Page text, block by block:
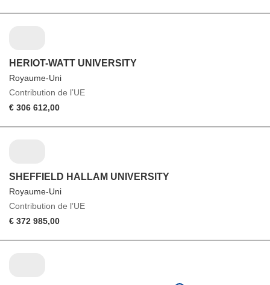
HERIOT-WATT UNIVERSITY
Royaume-Uni
Contribution de l’UE
€ 306 612,00
SHEFFIELD HALLAM UNIVERSITY
Royaume-Uni
Contribution de l’UE
€ 372 985,00